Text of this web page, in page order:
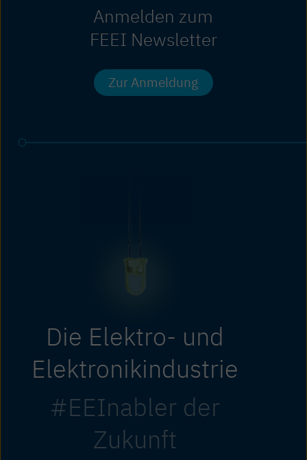
Anmelden zum
FEEI Newsletter
Zur Anmeldung
Die Elektro- und
Elektronikindustrie
#EEInabler der
Zukunft